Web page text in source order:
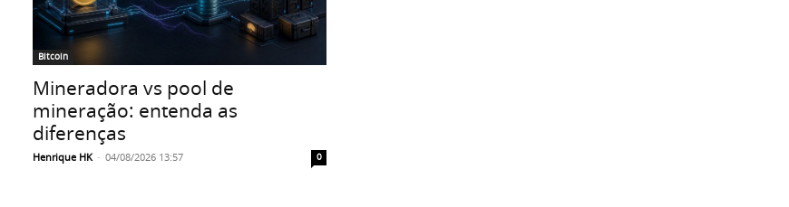
Bitcoin
Mineradora vs pool de
mineração: entenda as
diferenças
Henrique HK - 04/08/2026 13:57 0